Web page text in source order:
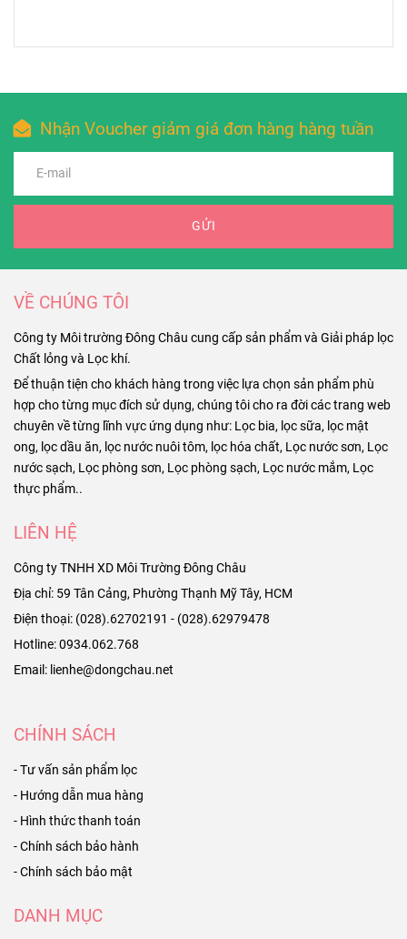
Nhận Voucher giảm giá đơn hàng hàng tuần
GỬI
VỀ CHÚNG TÔI
Công ty Môi trường Đông Châu cung cấp sản phẩm và Giải pháp lọc
Chất lỏng và Lọc khí.
Để thuận tiện cho khách hàng trong việc lựa chọn sản phẩm phù
hợp cho từng mục đích sử dụng, chúng tôi cho ra đời các trang web
chuyên về từng lĩnh vực ứng dụng như: Lọc bia, lọc sữa, lọc mật
ong, lọc dầu ăn, lọc nước nuôi tôm, lọc hóa chất, Lọc nước sơn, Lọc
nước sạch, Lọc phòng sơn, Lọc phòng sạch, Lọc nước mắm, Lọc
thực phẩm..
LIÊN HỆ
Công ty TNHH XD Môi Trường Đông Châu
Địa chỉ: 59 Tân Cảng, Phường Thạnh Mỹ Tây, HCM
Điện thoại: (028).62702191 - (028).62979478
Hotline: 0934.062.768
Email: lienhe@dongchau.net
CHÍNH SÁCH
- Tư vấn sản phẩm lọc
- Hướng dẫn mua hàng
- Hình thức thanh toán
- Chính sách bảo hành
- Chính sách bảo mật
DANH MỤC